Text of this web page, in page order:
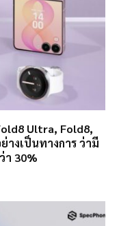
Ultra, Fold8,
างเป็นทางการ ว่ามี
า 30%